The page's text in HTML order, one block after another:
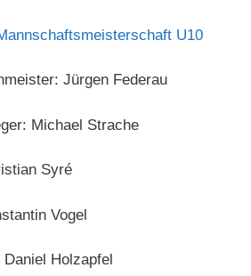
U10
Jürgen Federau
Michael Strache
Syré
Vogel
Holzapfel